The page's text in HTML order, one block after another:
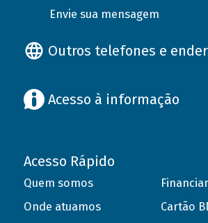
Envie sua mensagem
Outros telefones e
Acesso à informação
Acesso Rápido
Quem somos
Onde atuamos
Cartão